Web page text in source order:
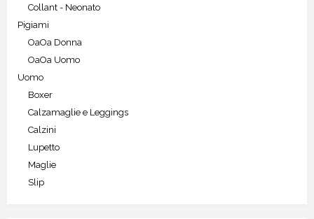
Collant - Neonato
Pigiami
OaOa Donna
OaOa Uomo
Uomo
Boxer
Calzamaglie e Leggings
Calzini
Lupetto
Maglie
Slip